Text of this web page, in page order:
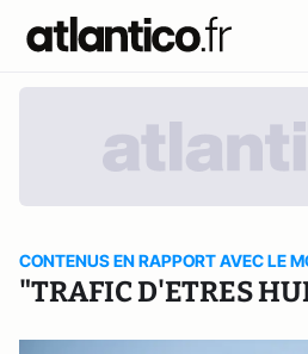
CONTENUS EN RAPPORT AVEC LE
"TRAFIC D'ETRES